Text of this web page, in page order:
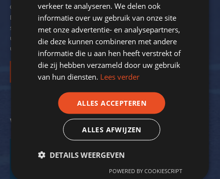
Om de 2 maanden verzendt SportStroom een digitale nieuwsbrief.
Dit ter inspiratie en om kennis over energiebesparing bij
sportverenigingen met u te delen. We delen hierin ook voorbeelden
uit de praktijk. Zo krijgt nog meer inzicht in de mogelijkheden voor
uw vereniging.
Inschrijven
Volg ons op social media
verkeer te analyseren. We delen ook
informatie over uw gebruik van onze site
met onze advertentie- en analysepartners,
die deze kunnen combineren met andere
informatie die u aan hen heeft verstrekt of
die zij hebben verzameld door uw gebruik
van hun diensten. Lees verder
ALLES ACCEPTEREN
ALLES AFWIJZEN
DETAILS WEERGEVEN
POWERED BY COOKIESCRIPT